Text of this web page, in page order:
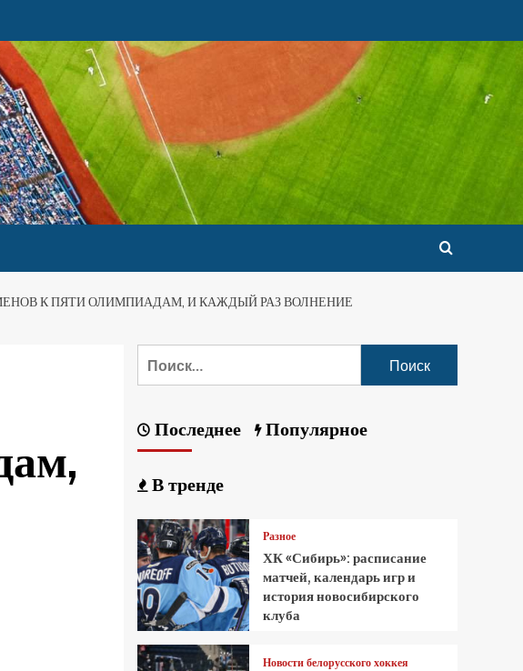
К ПЯТИ ОЛИМПИАДАМ, И КАЖДЫЙ РАЗ ВОЛНЕНИЕ
Последнее Популярное
В тренде
Разное
ХК «Сибирь»: расписание
матчей, календарь игр и
история новосибирского
клуба
Новости белорусского хоккея